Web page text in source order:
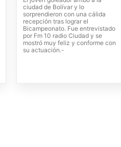
ciudad de Bolívar y lo
sorprendieron con una cálida
recepción tras lograr el
Bicampeonato. Fue entrevistado
por Fm 10 radio Ciudad y se
mostró muy feliz y conforme con
su actuación.-